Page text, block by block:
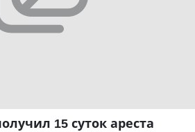
15 суток ареста